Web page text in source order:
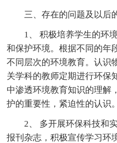
三、存在的问题及以后
1、 积极培养学生的环
和保护环境。根据不同的年
不同层次的环境教育。认识
关学科的教师定期进行环保
中渗透环境教育知识的理解
护的重要性，紧迫性的认识。
2、 多开展环保科技和
报刊杂志，积极宣传学习环